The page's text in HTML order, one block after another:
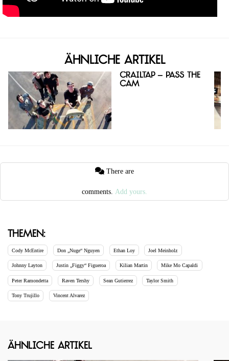
Ähnliche Artikel
Crailtap – Pass the
Cam
comments. Add yours.
Themen:
Cody McEntire Don „Nuge“ Nguyen Ethan Loy Joel Meinholz
Johnny Layton Justin „Figgy“ Figueroa Kilian Martin Mike Mo Capaldi
Peter Ramondetta Raven Tershy Sean Gutierrez Taylor Smith
Tony Trujillo Vincent Alvarez
Ähnliche Artikel